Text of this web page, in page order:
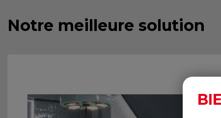
Notre meilleure solution